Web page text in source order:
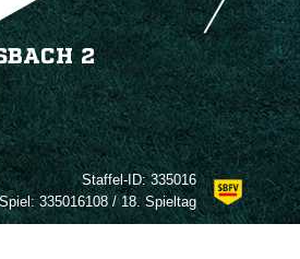
2
Staffel-ID:335016
Spiel:335016108 / 18. Spieltag